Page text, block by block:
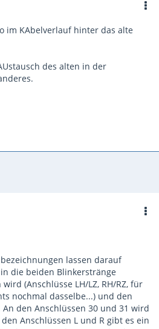
im KAbelverlauf hinter das alte
des alten in der
lassen darauf
die beiden Blinkerstränge
(Anschlüsse LH/LZ, RH/RZ, für
nochmal dasselbe...) und den
den Anschlüssen 30 und 31 wird
Anschlüssen L und R gibt es ein